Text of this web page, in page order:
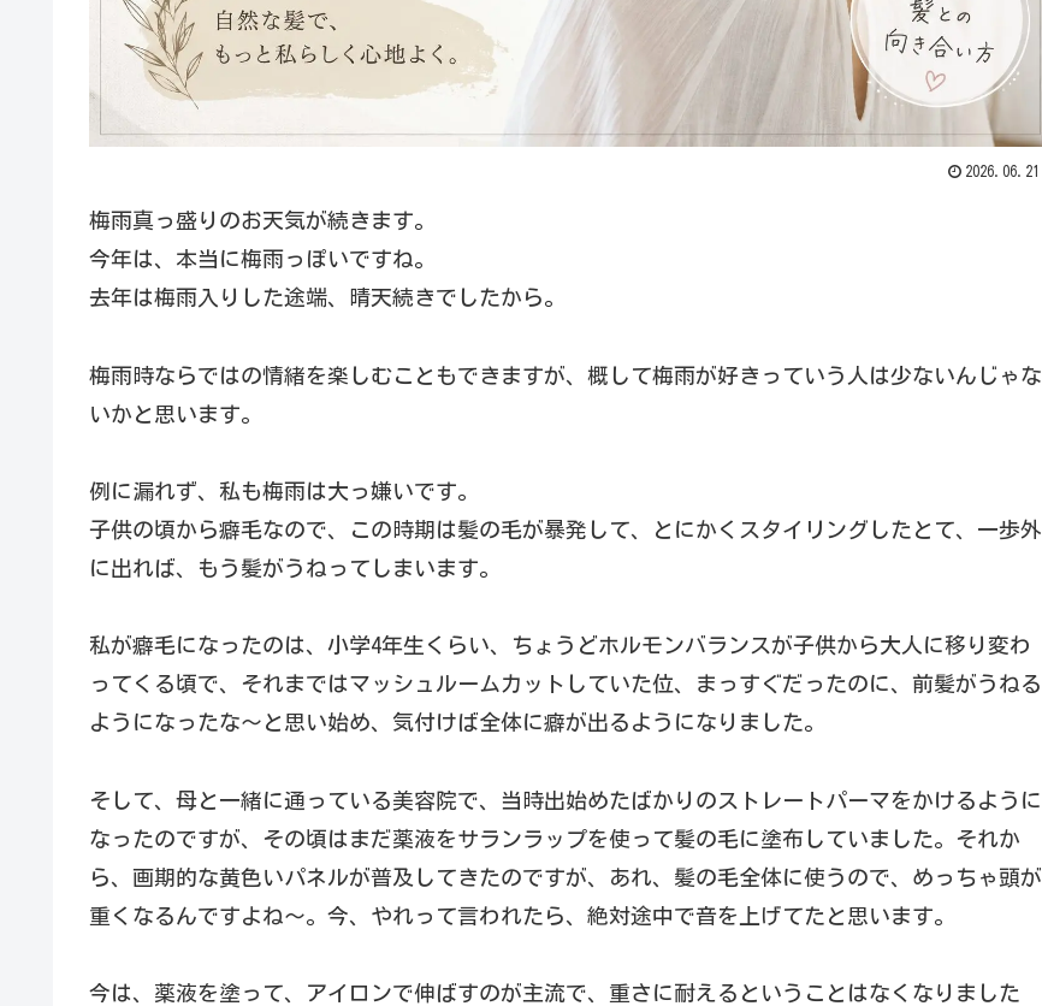
2026.06.21
梅雨真っ盛りのお天気が続きます。
今年は、本当に梅雨っぽいですね。
去年は梅雨入りした途端、晴天続きでしたから。
梅雨時ならではの情緒を楽しむこともできますが、概して梅雨が好きっていう人は少ないんじゃな
いかと思います。
例に漏れず、私も梅雨は大っ嫌いです。
子供の頃から癖毛なので、この時期は髪の毛が暴発して、とにかくスタイリングしたとて、一歩外
に出れば、もう髪がうねってしまいます。
私が癖毛になったのは、小学4年生くらい、ちょうどホルモンバランスが子供から大人に移り変わ
ってくる頃で、それまではマッシュルームカットしていた位、まっすぐだったのに、前髪がうねる
ようになったな〜と思い始め、気付けば全体に癖が出るようになりました。
そして、母と一緒に通っている美容院で、当時出始めたばかりのストレートパーマをかけるように
なったのですが、その頃はまだ薬液をサランラップを使って髪の毛に塗布していました。それか
ら、画期的な黄色いパネルが普及してきたのですが、あれ、髪の毛全体に使うので、めっちゃ頭が
重くなるんですよね〜。今、やれって言われたら、絶対途中で音を上げてたと思います。
今は、薬液を塗って、アイロンで伸ばすのが主流で、重さに耐えるということはなくなりました